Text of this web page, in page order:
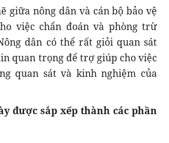
giữa nông dân và cán bộ bảo vệ
việc chẩn đoán và phòng trừ
dân có thể rất giỏi quan sát
quan trọng để trợ giúp cho việc
quan sát và kinh nghiệm của
được sắp xếp thành các phần